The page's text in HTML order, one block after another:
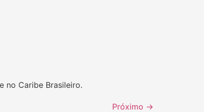
no Caribe Brasileiro.
Próximo →